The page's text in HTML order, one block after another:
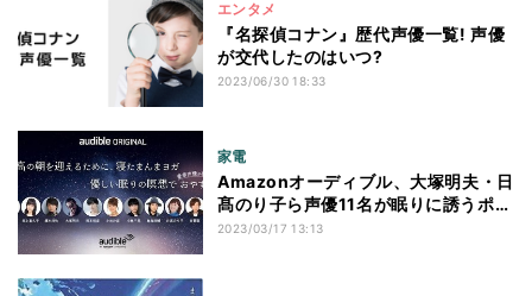
エンタメ
『名探偵コナン』歴代声優一覧! 声優
が交代したのはいつ?
2023/06/30 18:33
家電
Amazonオーディブル、大塚明夫・日
髙のり子ら声優11名が眠りに誘うポッ
ドキャスト
2023/03/17 13:13